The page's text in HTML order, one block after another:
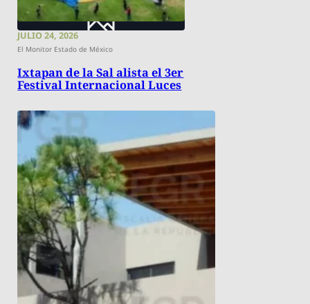
JULIO 24, 2026
El Monitor Estado de México
Ixtapan de la Sal alista el 3er
Festival Internacional Luces